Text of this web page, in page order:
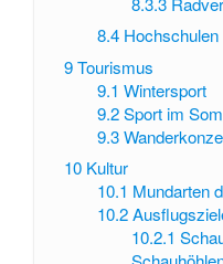
8.4 Hochschulen
9Tourismus
9.1 Wintersport
9.2 Sport im
9.3
10 Kultur
10.1 Mundarten
10.2
10.2.1